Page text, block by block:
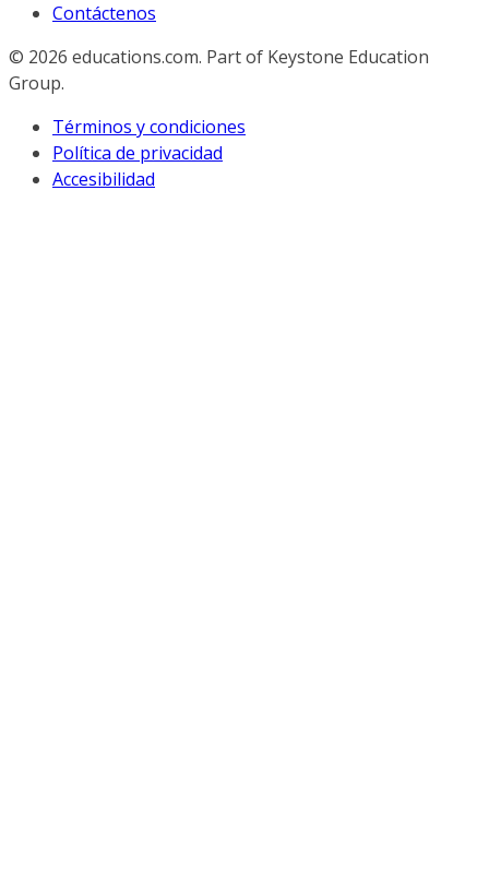
Contáctenos
© 2026 educations.com. Part of Keystone Education
Group.
Términos y condiciones
Política de privacidad
Accesibilidad